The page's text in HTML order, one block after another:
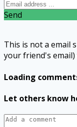
Send
This is not a email
your friend's
Loading
Let others know